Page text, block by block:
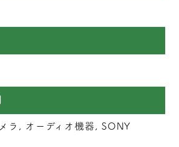
ラ, オーディオ機器, SONY